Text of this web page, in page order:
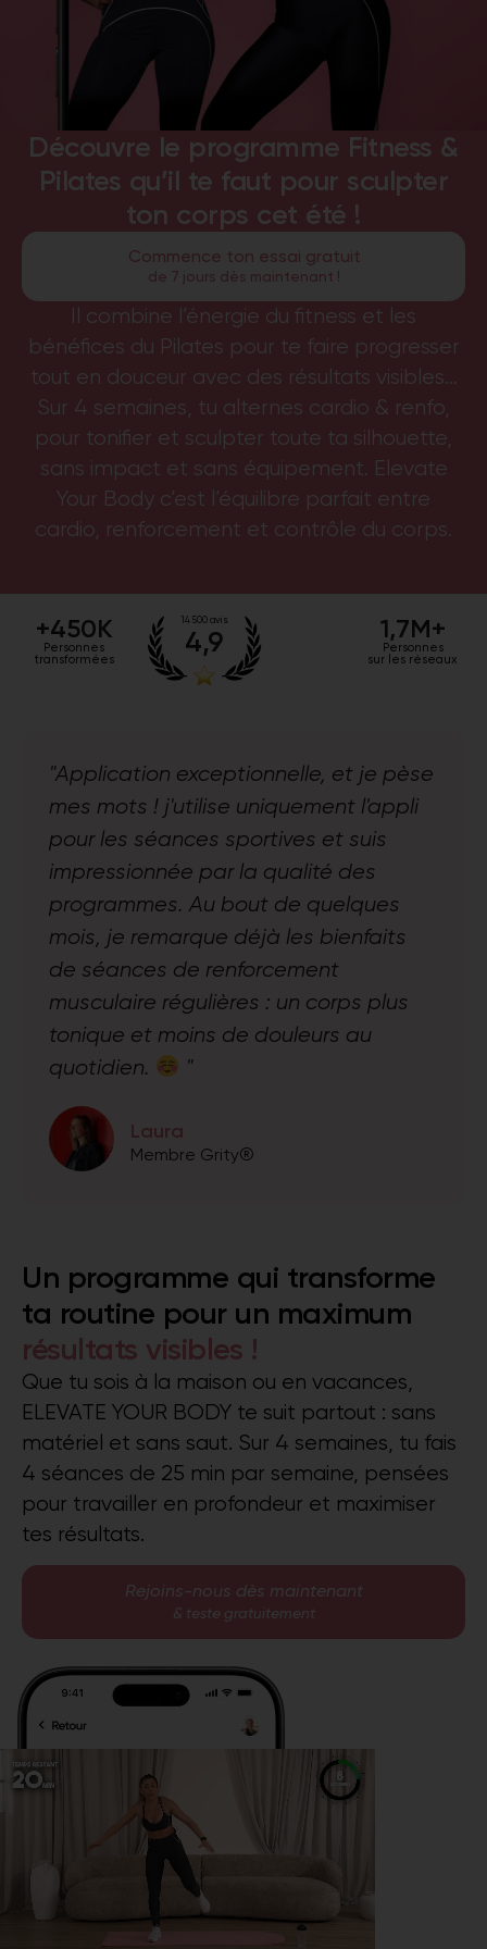
Découvre le programme Fitness &
Pilates qu’il te faut pour sculpter
ton corps cet été !
Il combine l’énergie du fitness et les
bénéfices du Pilates pour te faire progresser
tout en douceur avec des résultats visibles…
Sur 4 semaines, tu alternes cardio & renfo,
pour tonifier et sculpter toute ta silhouette,
sans impact et sans équipement. Elevate
Your Body c’est l’équilibre parfait entre
cardio, renforcement et contrôle du corps.
Commence ton essai gratuit
de 7 jours dès maintenant !
+450K
Personnes
transformées
14 500 avis
4,9 1,7M+
Personnes
sur les réseaux
"Application exceptionnelle, et je pèse
mes mots ! j'utilise uniquement l'appli
pour les séances sportives et suis
impressionnée par la qualité des
programmes. Au bout de quelques
mois, je remarque déjà les bienfaits
de séances de renforcement
musculaire régulières : un corps plus
tonique et moins de douleurs au
quotidien.
"
Laura
Membre Grity®
Un programme qui transforme
ta routine pour un maximum
résultats visibles !
Que tu sois à la maison ou en vacances,
ELEVATE YOUR BODY te suit partout : sans
matériel et sans saut. Sur 4 semaines, tu fais
4 séances de 25 min par semaine, pensées
pour travailler en profondeur et maximiser
tes résultats.
Rejoins-nous dès maintenant
& teste gratuitement